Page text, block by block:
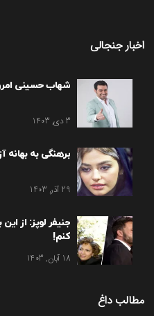
اخبار جنجالی
شهاب حسینی
3 دی, 1403
برهنگی به بهانه
29 آذر, 1403
جنیفر لوپز: از
کنم!
18 آبان, 1403
مطالب داغ